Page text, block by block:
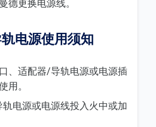
德更换电源线。
电源使用须知
、适配器/导轨电源或电源插
用。
电源或电源线投入火中或加